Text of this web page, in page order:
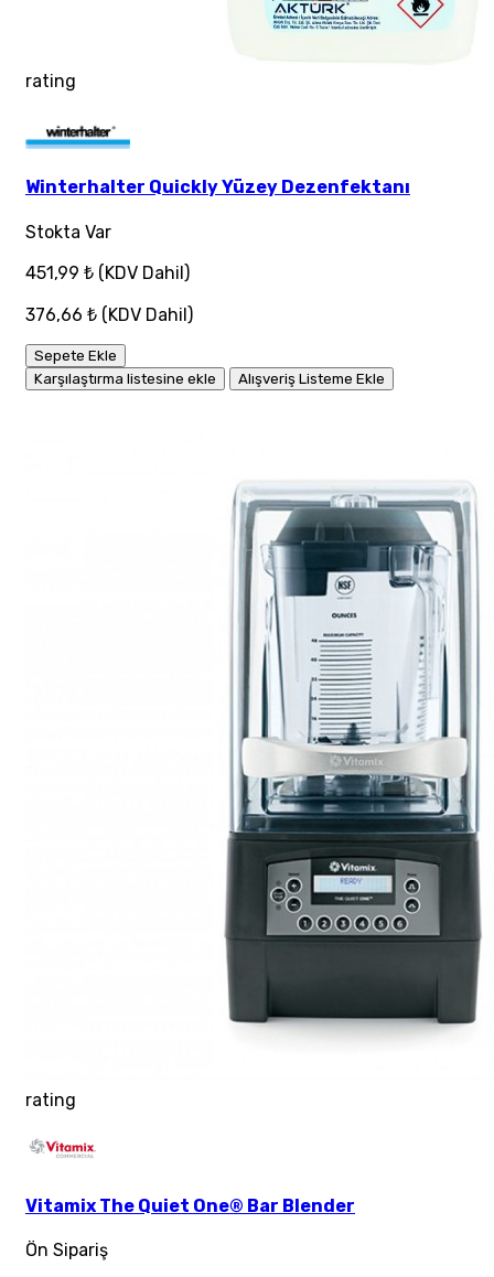
rating
Winterhalter Quickly Yüzey Dezenfektanı
Stokta Var
451,99 ₺ (KDV Dahil)
376,66 ₺ (KDV Dahil)
Sepete Ekle
Karşılaştırma listesine ekle
Alışveriş Listeme Ekle
rating
Vitamix The Quiet One® Bar Blender
Ön Sipariş